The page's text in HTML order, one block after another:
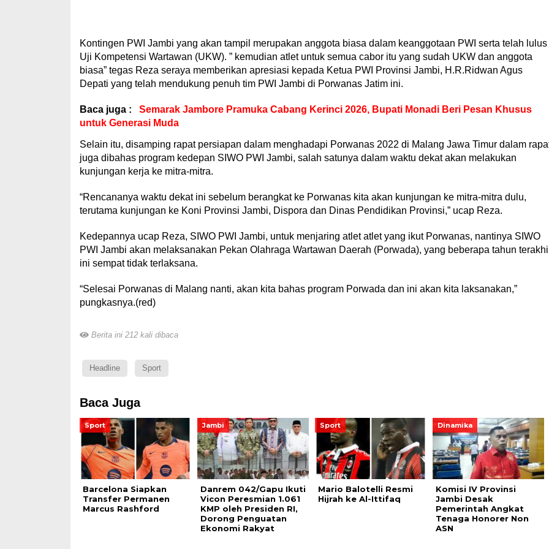
Kontingen PWI Jambi yang akan tampil merupakan anggota biasa dalam keanggotaan PWI serta telah lulus
Uji Kompetensi Wartawan (UKW). ” kemudian atlet untuk semua cabor itu yang sudah UKW dan anggota
biasa” tegas Reza seraya memberikan apresiasi kepada Ketua PWI Provinsi Jambi, H.R.Ridwan Agus
Depati yang telah mendukung penuh tim PWI Jambi di Porwanas Jatim ini.
Baca juga :
Semarak Jambore Pramuka Cabang Kerinci 2026, Bupati Monadi Beri Pesan Khusus
untuk Generasi Muda
Selain itu, disamping rapat persiapan dalam menghadapi Porwanas 2022 di Malang Jawa Timur dalam
juga dibahas program kedepan SIWO PWI Jambi, salah satunya dalam waktu dekat akan melakukan
kunjungan kerja ke mitra-mitra.
“Rencananya waktu dekat ini sebelum berangkat ke Porwanas kita akan kunjungan ke mitra-mitra dulu,
terutama kunjungan ke Koni Provinsi Jambi, Dispora dan Dinas Pendidikan Provinsi,” ucap Reza.
Kedepannya ucap Reza, SIWO PWI Jambi, untuk menjaring atlet atlet yang ikut Porwanas, nantinya SIWO
PWI Jambi akan melaksanakan Pekan Olahraga Wartawan Daerah (Porwada), yang beberapa tahun
ini sempat tidak terlaksana.
“Selesai Porwanas di Malang nanti, akan kita bahas program Porwada dan ini akan kita laksanakan,”
pungkasnya.(red)
Berita ini 212 kali dibaca
Headline Sport
Baca Juga
Sport
Barcelona Siapkan
Transfer Permanen
Marcus Rashford
Jambi
Danrem 042/Gapu Ikuti
Vicon Peresmian 1.061
KMP oleh Presiden RI,
Dorong Penguatan
Ekonomi Rakyat
Sport
Mario Balotelli Resmi
Hijrah ke Al-Ittifaq
Dinamika
Komisi IV Provinsi
Jambi Desak
Pemerintah Angkat
Tenaga Honorer Non
ASN